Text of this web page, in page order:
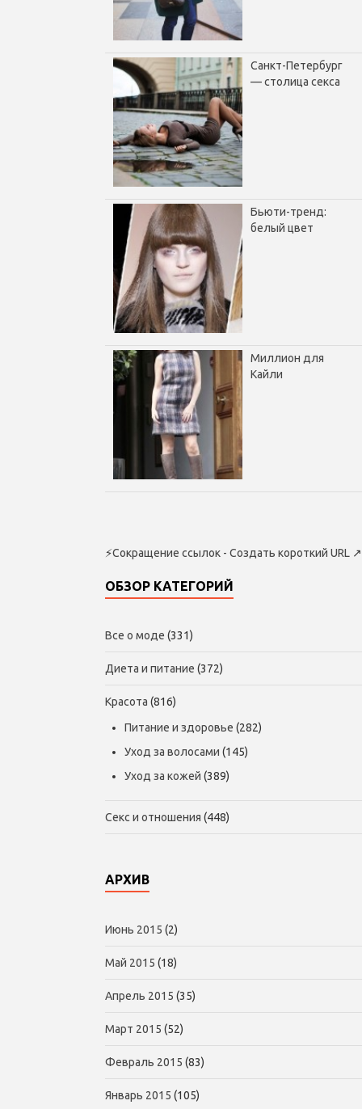
Санкт-Петербург
— столица секса
Бьюти-тренд:
белый цвет
Миллион для
Кайли
⚡Сокращение ссылок - Создать короткий URL ↗
ОБЗОР КАТЕГОРИЙ
Все о моде (331)
Диета и питание (372)
Красота (816)
Питание и здоровье (282)
Уход за волосами (145)
Уход за кожей (389)
Секс и отношения (448)
АРХИВ
Июнь 2015 (2)
Май 2015 (18)
Апрель 2015 (35)
Март 2015 (52)
Февраль 2015 (83)
Январь 2015 (105)